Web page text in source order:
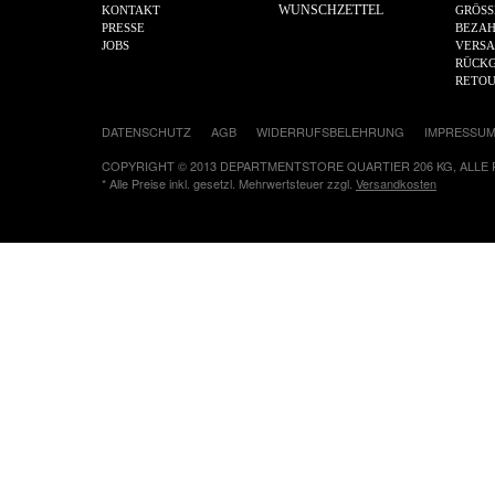
KONTAKT
PRESSE
JOBS
WUNSCHZETTEL
DATENSCHUTZ AGB WIDERRUFSBELEHRUNG
IMPRESSUM
COPYRIGHT © 2013 DEPARTMENTSTORE QUARTIER 206 KG, ALLE
* Alle Preise inkl. gesetzl. Mehrwertsteuer zzgl. Versandkosten